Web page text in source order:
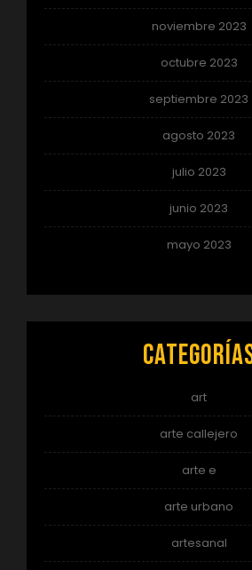
noviembre 2023
octubre 2023
septiembre 2023
agosto 2023
julio 2023
junio 2023
mayo 2023
art
arte callejero
arte e
arte urbano
artesanal